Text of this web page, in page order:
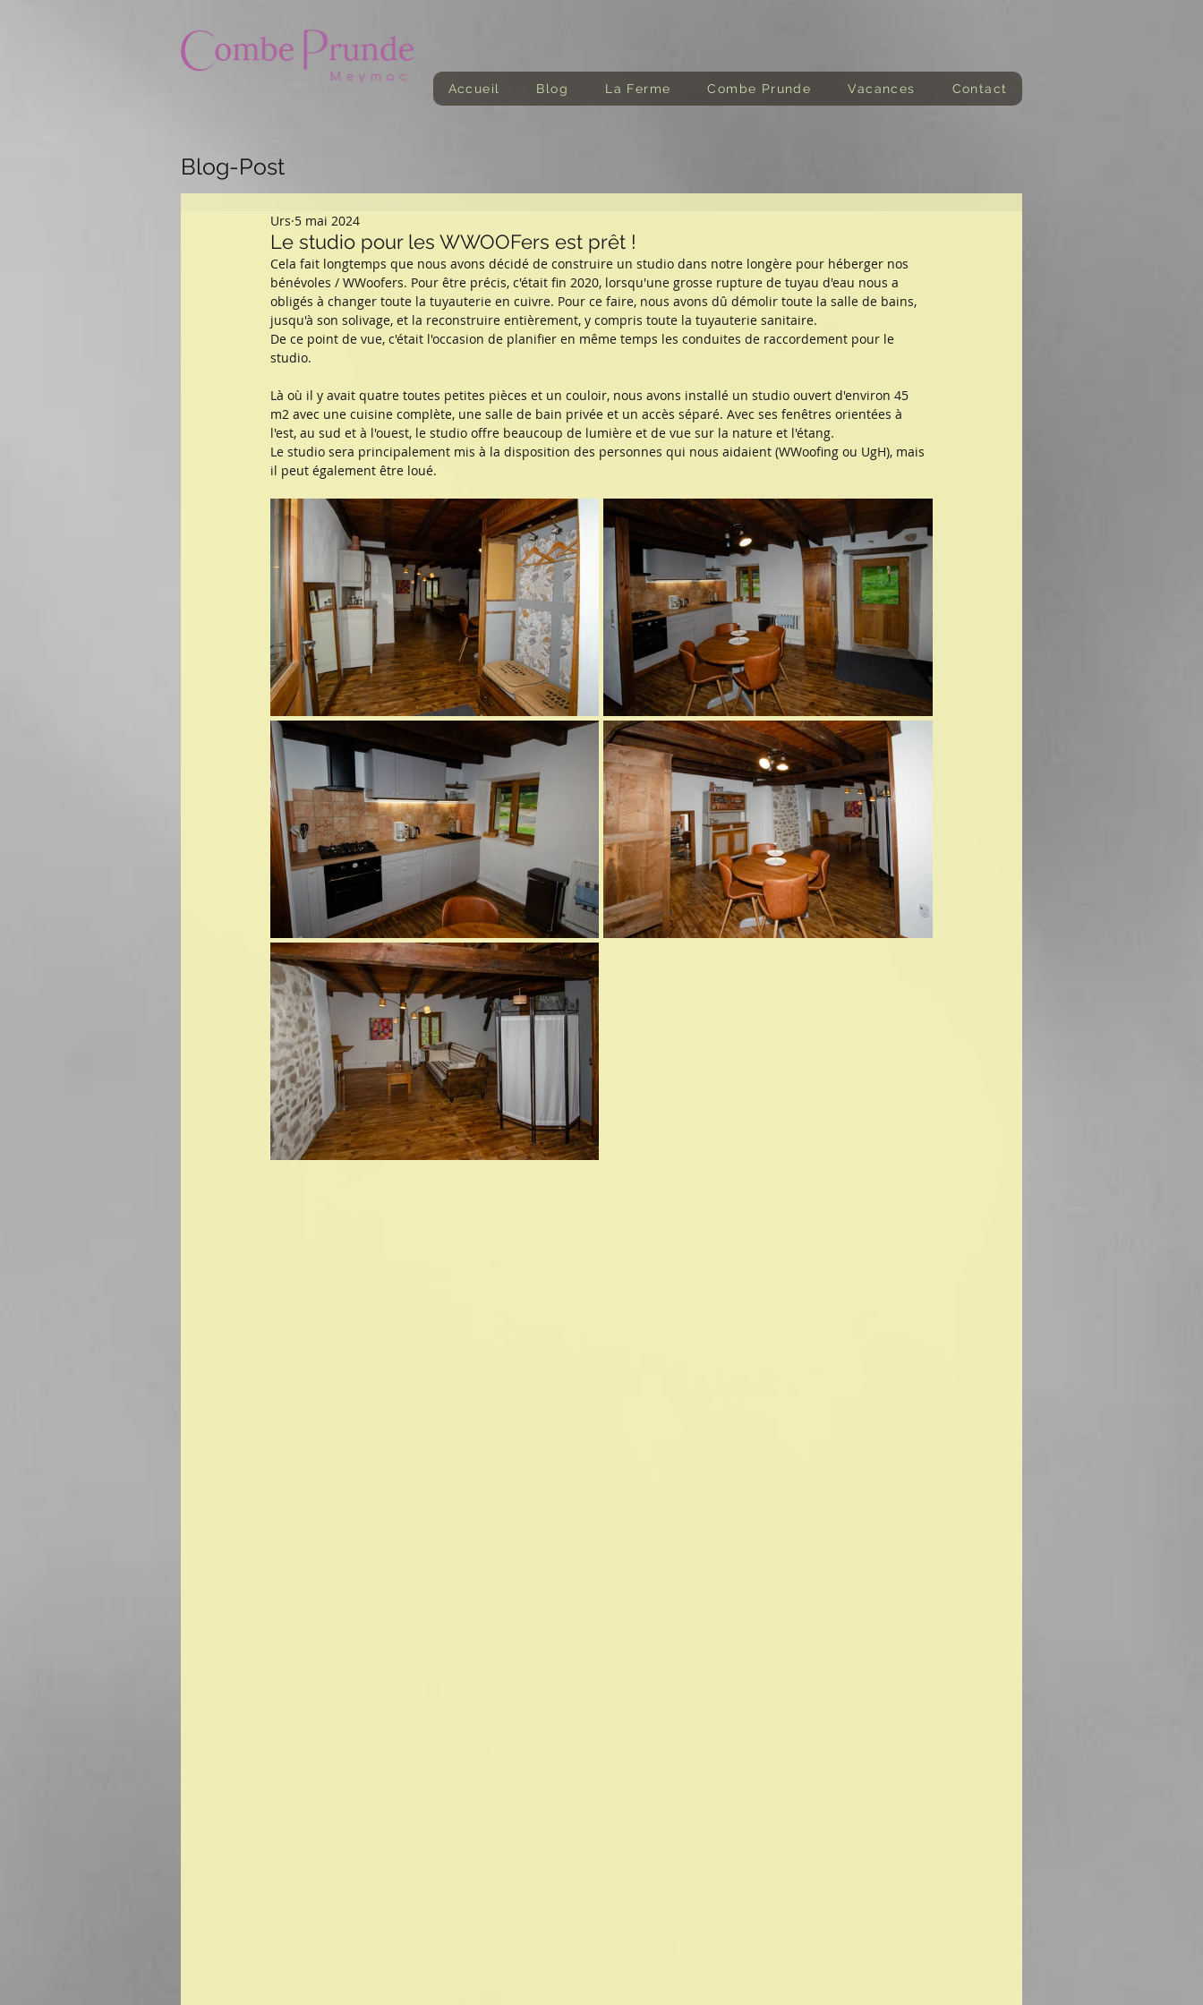
Accueil Blog La Ferme Combe Prunde Vacances Contact
Blog-Post
Le studio pour les WWOOFers est prêt !
Urs 5 mai 2024
Cela fait longtemps que nous avons décidé de construire un studio dans notre longère pour héberger nos
bénévoles / WWoofers. Pour être précis, c'était fin 2020, lorsqu'une grosse rupture de tuyau d'eau nous a
obligés à changer toute la tuyauterie en cuivre. Pour ce faire, nous avons dû démolir toute la salle de bains,
jusqu'à son solivage, et la reconstruire entièrement, y compris toute la tuyauterie sanitaire.
De ce point de vue, c'était l'occasion de planifier en même temps les conduites de raccordement pour le
studio.
Là où il y avait quatre toutes petites pièces et un couloir, nous avons installé un studio ouvert d'environ 45
m2 avec une cuisine complète, une salle de bain privée et un accès séparé. Avec ses fenêtres orientées à
l'est, au sud et à l'ouest, le studio offre beaucoup de lumière et de vue sur la nature et l'étang.
Le studio sera principalement mis à la disposition des personnes qui nous aidaient (WWoofing ou UgH), mais
il peut également être loué.